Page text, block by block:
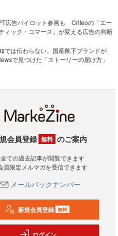
広告パイロット参画も Criteoの「エー
ィック・コマース」が変える広告の判断
では伝わらない。国産靴下ブランドが
で見つけた「ストーリーの届け方」
会員登録 無料 のご案内
全ての過去記事が閲覧できます
員限定メルマガを受信できます
メールバックナンバー
新規会員登録 無料